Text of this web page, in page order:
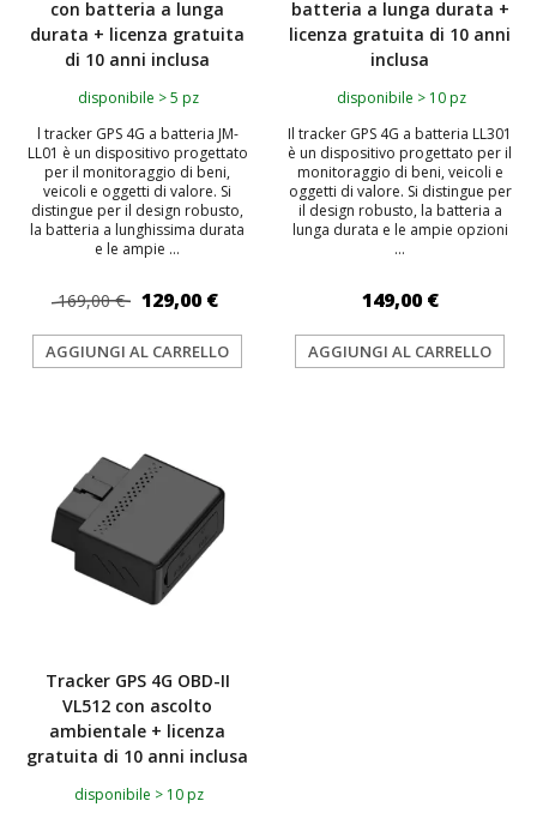
con batteria a lunga
durata + licenza gratuita
di 10 anni inclusa
disponibile > 5 pz
l tracker GPS 4G a batteria JM-
LL01 è un dispositivo progettato
per il monitoraggio di beni,
veicoli e oggetti di valore. Si
distingue per il design robusto,
la batteria a lunghissima durata
e le ampie ...
169,00 € 129,00 €
AGGIUNGI AL CARRELLO
batteria a lunga durata +
licenza gratuita di 10 anni
inclusa
disponibile > 10 pz
Il tracker GPS 4G a batteria LL301
è un dispositivo progettato per il
monitoraggio di beni, veicoli e
oggetti di valore. Si distingue per
il design robusto, la batteria a
lunga durata e le ampie opzioni
...
149,00 €
AGGIUNGI AL CARRELLO
Tracker GPS 4G OBD-II
VL512 con ascolto
ambientale + licenza
gratuita di 10 anni inclusa
disponibile > 10 pz